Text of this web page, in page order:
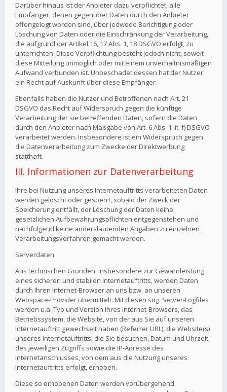
Darüber hinaus ist der Anbieter dazu verpflichtet, alle
Empfänger, denen gegenüber Daten durch den Anbieter
offengelegt worden sind, über jedwede Berichtigung oder
Löschung von Daten oder die Einschränkung der Verarbeitung,
die aufgrund der Artikel 16, 17 Abs. 1, 18 DSGVO erfolgt, zu
unterrichten. Diese Verpflichtung besteht jedoch nicht, soweit
diese Mitteilung unmöglich oder mit einem unverhältnismäßigen
Aufwand verbunden ist. Unbeschadet dessen hat der Nutzer
ein Recht auf Auskunft über diese Empfänger.
Ebenfalls haben die Nutzer und Betroffenen nach Art. 21
DSGVO das Recht auf Widerspruch gegen die künftige
Verarbeitung der sie betreffenden Daten, sofern die Daten
durch den Anbieter nach Maßgabe von Art. 6 Abs. 1 lit. f) DSGVO
verarbeitet werden. Insbesondere ist ein Widerspruch gegen
die Datenverarbeitung zum Zwecke der Direktwerbung
statthaft.
III. Informationen zur Datenverarbeitung
Ihre bei Nutzung unseres Internetauftritts verarbeiteten Daten
werden gelöscht oder gesperrt, sobald der Zweck der
Speicherung entfällt, der Löschung der Daten keine
gesetzlichen Aufbewahrungspflichten entgegenstehen und
nachfolgend keine anderslautenden Angaben zu einzelnen
Verarbeitungsverfahren gemacht werden.
Serverdaten
Aus technischen Gründen, insbesondere zur Gewährleistung
eines sicheren und stabilen Internetauftritts, werden Daten
durch Ihren Internet-Browser an uns bzw. an unseren
Webspace-Provider übermittelt. Mit diesen sog. Server-Logfiles
werden u.a. Typ und Version Ihres Internet-Browsers, das
Betriebssystem, die Website, von der aus Sie auf unseren
Internetauftritt gewechselt haben (Referrer URL), die Website(s)
unseres Internetauftritts, die Sie besuchen, Datum und Uhrzeit
des jeweiligen Zugriffs sowie die IP-Adresse des
Internetanschlusses, von dem aus die Nutzung unseres
Internetauftritts erfolgt, erhoben.
Diese so erhobenen Daten werden vorübergehend